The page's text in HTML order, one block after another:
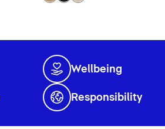
Wellbeing
Responsibility